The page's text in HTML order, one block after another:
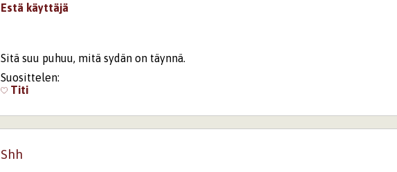
Estä käyttäjä
Sitä suu puhuu, mitä sydän on täynnä.
Suosittelen:
Titi
Shh